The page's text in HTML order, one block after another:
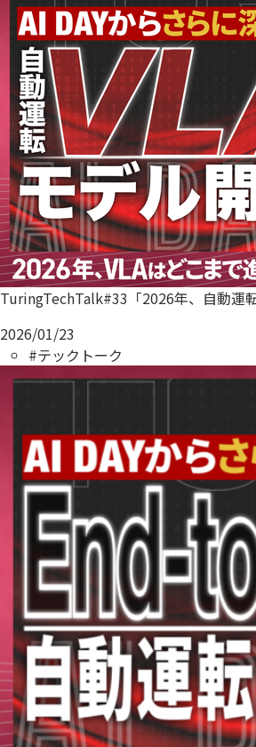
TuringTechTalk#33「2026年、自動運
2026/01/23
#テックトーク